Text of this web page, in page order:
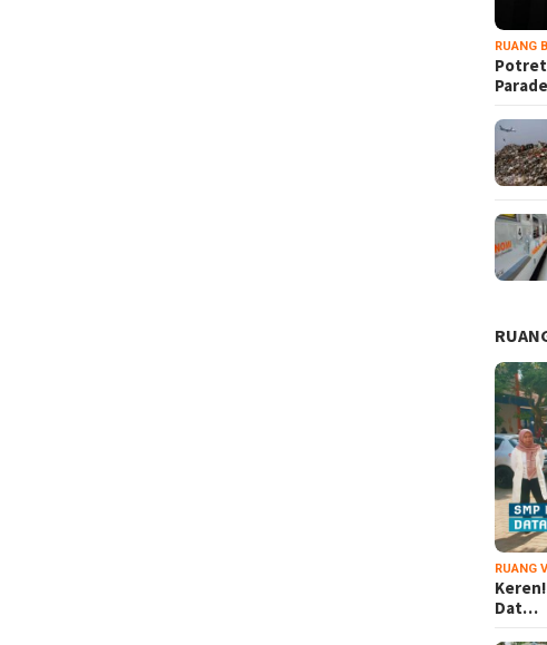
RUANG
Potret
RUANG
Dat…